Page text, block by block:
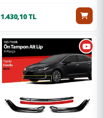
1.430,10 TL